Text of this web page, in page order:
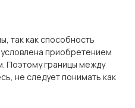
так как способность
приобретением
Поэтому границы между
не следует понимать как